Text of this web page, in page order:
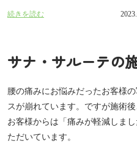
続きを読む
サナ・サルーテの
腰の痛みにお悩みだったお客様
スが崩れています。ですが施術
お客様からは「痛みが軽減しま
ただいています。